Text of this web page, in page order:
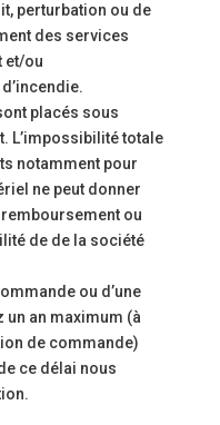
perturbation ou de
des services
et/ou
placés sous
L’impossibilité totale
notamment pour
ne peut donner
ou
de de la société
ou d’une
un an maximum (à
de commande)
ce délai nous